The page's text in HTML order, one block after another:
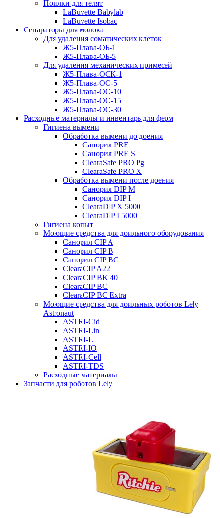
Поилки для телят
LaBuvette Babylab
LaBuvette Isobac
Сепараторы для молока
Для удаления соматических клеток
Ж5-Плава-ОБ-1
Ж5-Плава-ОБ-5
Для удаления механических примесей
Ж5-Плава-ОСК-1
Ж5-Плава-ОО-5
Ж5-Плава-ОО-10
Ж5-Плава-ОО-15
Ж5-Плава-ОО-30
Расходные материалы и инвентарь для ферм
Гигиена вымени
Обработка вымени до доения
Санорил PRE
Санорил PRE S
ClearaSafe PRO Pg
ClearaSafe PRO X
Обработка вымени после доения
Санорил DIP M
Санорил DIP I
ClearaDIP X 5000
ClearaDIP I 5000
Гигиена копыт
Моющие средства для доильного оборудования
Санорил CIP A
Санорил CIP B
Санорил CIP BC
ClearaCIP A22
ClearaCIP BK 40
ClearaCIP BC
ClearaCIP BC Extra
Моющие средства для доильных роботов Lely
Astronaut
ASTRI-Cid
ASTRI-Lin
ASTRI-L
ASTRI-IO
ASTRI-Cell
ASTRI-TDS
Расходные материалы
Запчасти для роботов Lely